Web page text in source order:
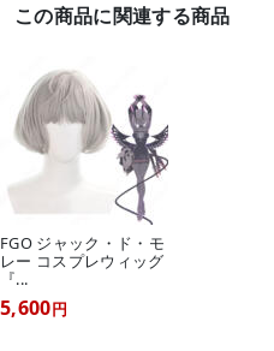
この商品に関連する商品
FGO ジャック・ド・モ
レー コスプレウィッグ
『...
5,600円